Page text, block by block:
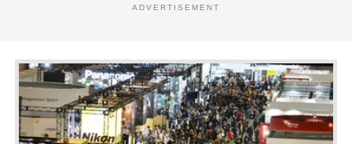
ADVERTISEMENT